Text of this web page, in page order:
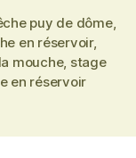
puy de dôme,
en réservoir,
mouche, stage
en réservoir